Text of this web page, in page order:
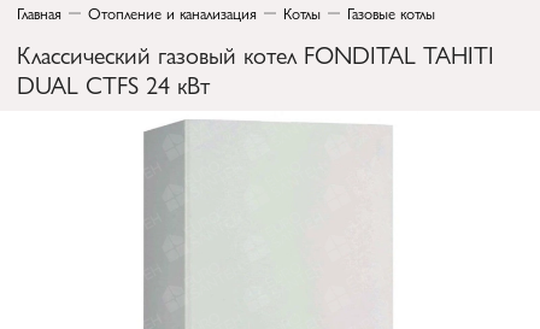
Главная
Отопление и канализация Котлы Газовые котлы
Классический газовый котел FONDITAL TAHITI
DUAL CTFS 24 кВт